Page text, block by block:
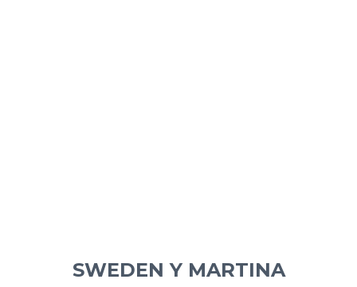
SWEDEN Y MARTINA